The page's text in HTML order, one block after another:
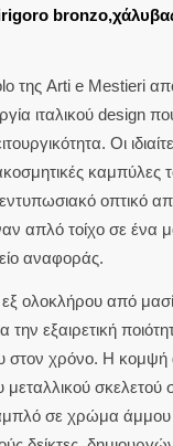
της Arti e Mestieri
ιταλικού design
Οι
καμπύλες
οπτικό
απλό τοίχο σε ένα
αναφοράς.
ολοκλήρου από
την εξαιρετική
στον χρόνο. Η
σκελετού
σε χρώμα άμμου